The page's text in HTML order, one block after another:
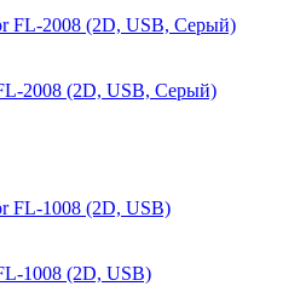
2008 (2D, USB, Серый)
1008 (2D, USB)